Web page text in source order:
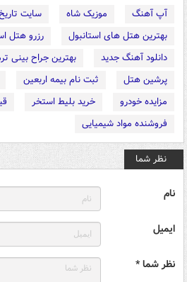
آپ آهنگ موزیک شاه
سایت
بهترین هتل های استانبول
رزرو هتل
دانلود آهنگ جدید
بهترین جراح بینی
پرشین هتل
ثبت نام بیمه اربعین
مزایده خودرو
خرید بلیط استخر
فروشنده مواد شیمیایی
نظر شما
نام
ایمیل
نظر شما *